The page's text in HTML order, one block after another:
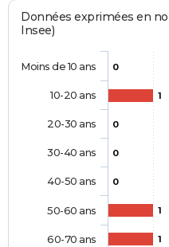
Données exprimées en
Insee)
0
1
0
0
0
1
1
Moins de 10 ans
10-20 ans
20-30 ans
30-40 ans
40-50 ans
50-60 ans
60-70 ans